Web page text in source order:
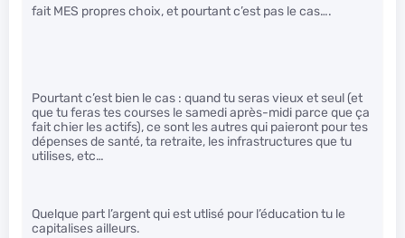
fait MES propres choix, et pourtant c’est pas le cas….
Pourtant c’est bien le cas : quand tu seras vieux et seul (et
que tu feras tes courses le samedi après-midi parce que ça
fait chier les actifs), ce sont les autres qui paieront pour tes
dépenses de santé, ta retraite, les infrastructures que tu
utilises, etc…
Quelque part l’argent qui est utlisé pour l’éducation tu le
capitalises ailleurs.